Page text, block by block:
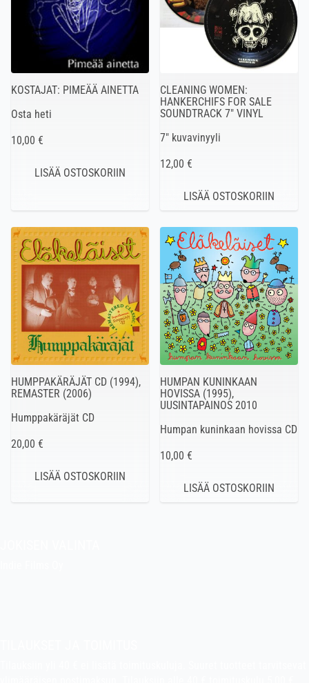
KOSTAJAT: PIMEÄÄ AINETTA
Osta heti
10,00 €
CLEANING WOMEN:
HANKERCHIFS FOR SALE
SOUNDTRACK 7″ VINYL
7″ kuvavinyyli
12,00 €
HUMPPAKÄRÄJÄT CD (1994),
REMASTER (2006)
Humppakäräjät CD
20,00 €
HUMPAN KUNINKAAN
HOVISSA (1995),
UUSINTAPAINOS 2010
Humpan kuninkaan hovissa CD
10,00 €